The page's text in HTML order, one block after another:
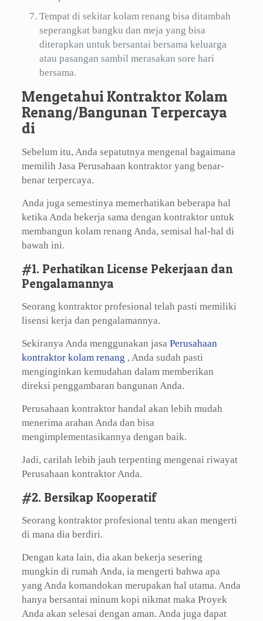
Tempat di sekitar kolam renang bisa ditambah
seperangkat bangku dan meja yang bisa
diterapkan untuk bersantai bersama keluarga
atau pasangan sambil merasakan sore hari
bersama.
Mengetahui Kontraktor Kolam
Renang/Bangunan Terpercaya
di
Sebelum itu, Anda sepatutnya mengenal bagaimana
memilih Jasa Perusahaan kontraktor yang benar-
benar terpercaya.
Anda juga semestinya memerhatikan beberapa hal
ketika Anda bekerja sama dengan kontraktor untuk
membangun kolam renang Anda, semisal hal-hal di
bawah ini.
#1. Perhatikan License Pekerjaan dan
Pengalamannya
Seorang kontraktor profesional telah pasti memiliki
lisensi kerja dan pengalamannya.
Sekiranya Anda menggunakan jasa Perusahaan
kontraktor kolam renang , Anda sudah pasti
menginginkan kemudahan dalam memberikan
direksi penggambaran bangunan Anda.
Perusahaan kontraktor handal akan lebih mudah
menerima arahan Anda dan bisa
mengimplementasikannya dengan baik.
Jadi, carilah lebih jauh terpenting mengenai riwayat
Perusahaan kontraktor Anda.
#2. Bersikap Kooperatif
Seorang kontraktor profesional tentu akan mengerti
di mana dia berdiri.
Dengan kata lain, dia akan bekerja sesering
mungkin di rumah Anda, ia mengerti bahwa apa
yang Anda komandokan merupakan hal utama. Anda
hanya bersantai minum kopi nikmat maka Proyek
Anda akan selesai dengan aman. Anda juga dapat